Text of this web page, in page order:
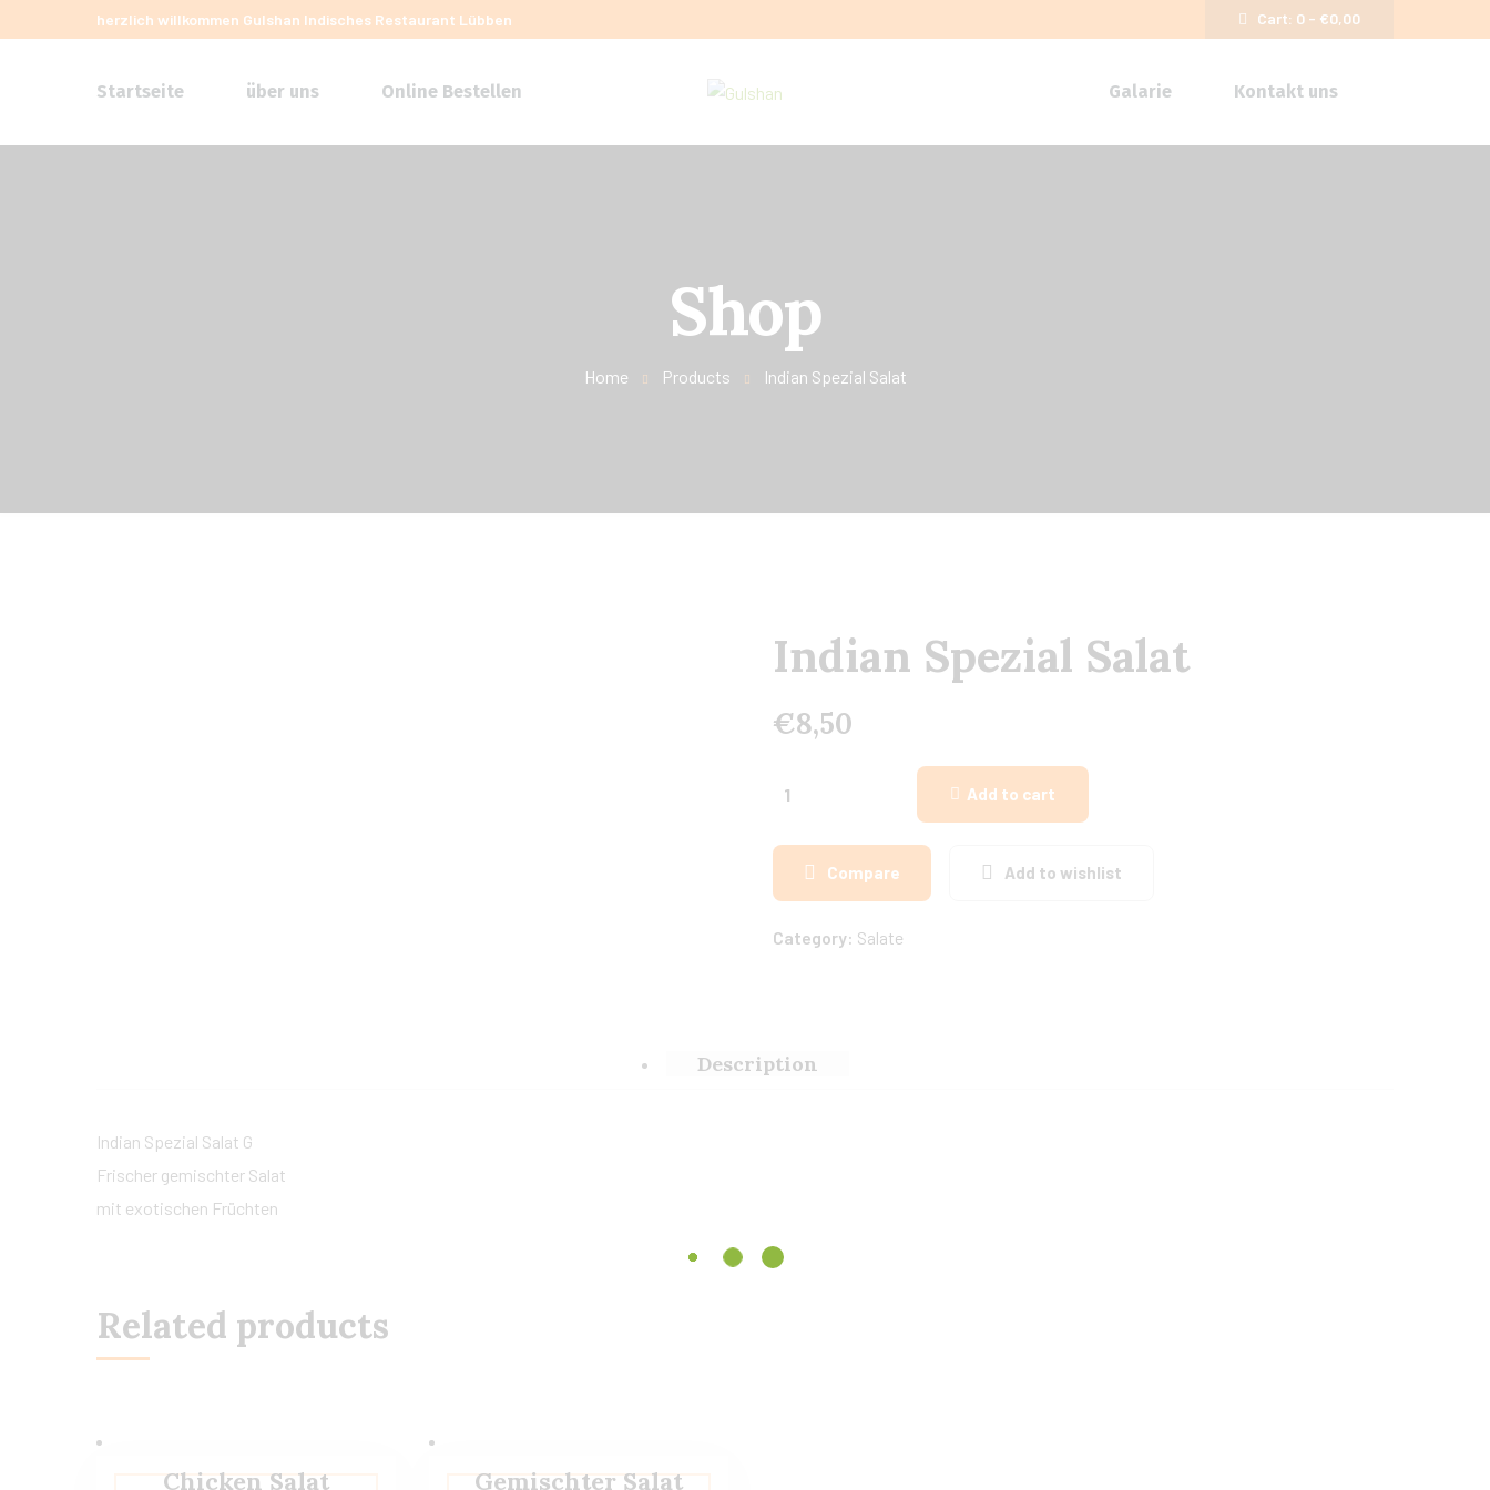
herzlich willkommen Gulshan Indisches Restaurant Lübben Cart: 0 - €0,00
Startseite über uns Online Bestellen Galarie Kontakt uns
Shop
Home Products Indian Spezial Salat
Indian Spezial Salat
€8,50
Add to cart
Compare Add to wishlist
Category: Salate
Description
Indian Spezial Salat G
Frischer gemischter Salat
mit exotischen Früchten
Related products
Chicken Salat Gemischter Salat